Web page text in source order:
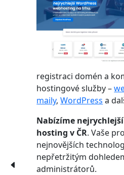
registraci domén a
hostingové služby –
maily,WordPress a
Nabízíme
hosting v ČR. Vaše
nejnovějších
nepřetržitým
administrátorů.